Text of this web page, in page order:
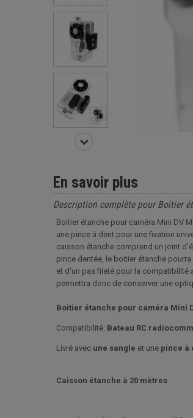
En savoir plus
Description complète pour Boitier
Boitier étanche pour caméra Mini DV
une pince à dent pour une fixation
caisson étanche comprend un joint
pince dentée, le boitier étanche
et d'un pas fileté pour la compatibilité
permettra donc de conserver une
Boitier étanche pour caméra Mini
Compatibilité: Bateau RC
Livré avec une sangle et une pince à
Caisson étanche à 20 mètres